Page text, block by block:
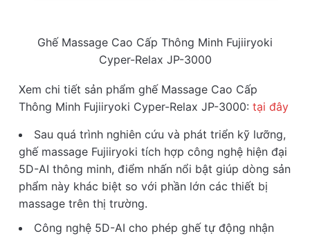
Ghế Massage Cao Cấp Thông Minh Fujiiryoki
Cyper-Relax JP-3000
Xem chi tiết sản phẩm ghế Massage Cao Cấp
Thông Minh Fujiiryoki Cyper-Relax JP-3000: tại đây
Sau quá trình nghiên cứu và phát triển kỹ lưỡng,
ghế massage Fujiiryoki tích hợp công nghệ hiện đại
5D-AI thông minh, điểm nhấn nổi bật giúp dòng sản
phẩm này khác biệt so với phần lớn các thiết bị
massage trên thị trường.
Công nghệ 5D-AI cho phép ghế tự động nhận